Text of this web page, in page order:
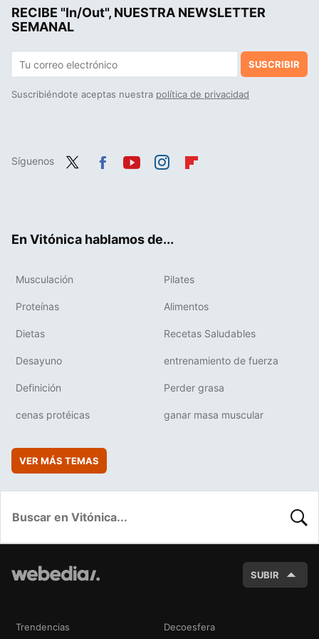
RECIBE "In/Out", NUESTRA NEWSLETTER
SEMANAL
SUSCRIBIR
Suscribiéndote aceptas nuestra política de privacidad
Síguenos
En Vitónica hablamos de...
Musculación Pilates
Proteínas Alimentos
Dietas Recetas Saludables
Desayuno entrenamiento de fuerza
Definición Perder grasa
cenas protéicas ganar masa muscular
VER MÁS TEMAS
SUBIR
Trendencias Decoesfera